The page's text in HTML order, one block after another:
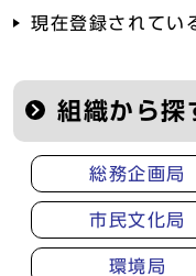
現在登録されてい
組織から探
総務企画局
市民文化局
環境局